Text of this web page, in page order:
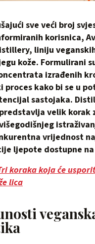
sve veći broj
korisnica,
liniju
kože. Formulirani
izrađenih
kako bi se u
sastojaka.
velik korak
vrijednost
ljepote dostupne
koraka koja će
lica